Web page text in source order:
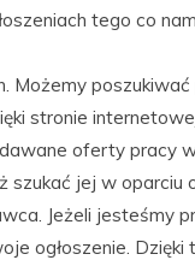
tego co
Możemy
stronie
oferty pracy
szukać jej w oparciu
Jeżeli jesteśmy
ogłoszenie. Dzięki